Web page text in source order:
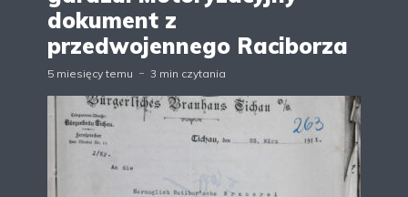
dokument z
przedwojennego Raciborza
5 miesięcy temu 3 min czytania